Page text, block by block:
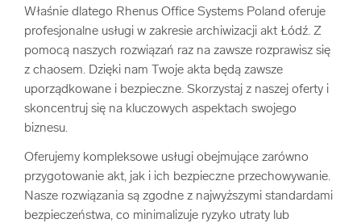
Właśnie dlatego Rhenus Office Systems Poland oferuje
profesjonalne usługi w zakresie archiwizacji akt Łódź. Z
pomocą naszych rozwiązań raz na zawsze rozprawisz się
z chaosem. Dzięki nam Twoje akta będą zawsze
uporządkowane i bezpieczne. Skorzystaj z naszej oferty i
skoncentruj się na kluczowych aspektach swojego
biznesu.
Oferujemy kompleksowe usługi obejmujące zarówno
przygotowanie akt, jak i ich bezpieczne przechowywanie.
Nasze rozwiązania są zgodne z najwyższymi standardami
bezpieczeństwa, co minimalizuje ryzyko utraty lub